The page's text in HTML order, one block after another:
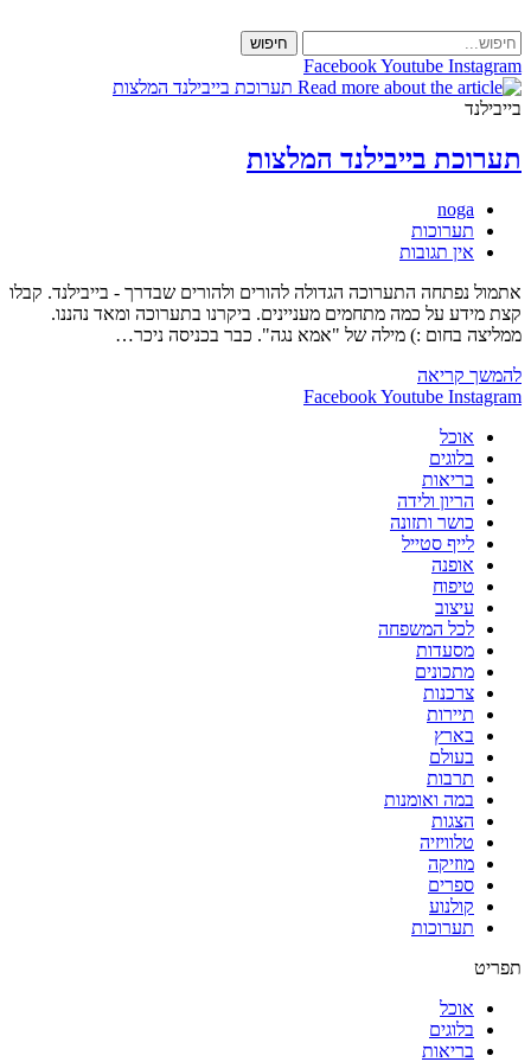
to
content
חיפוש
FacebookYoutube Instagram
בייבילנד
תערוכת בייבילנד המלצות
מחבר:
noga
קטגוריה:
תערוכות
תגובות:
אין תגובות
אתמול נפתחה התערוכה הגדולה להורים ולהורים שבדרך - בייבילנד. קבלו
קצת מידע על כמה מתחמים מעניינים. ביקרנו בתערוכה ומאד נהננו.
ממליצה בחום :) מילה של "אמא נגה". כבר בכניסה ניכר…
להמשך קריאהתערוכת
בייבילנדFacebookYoutube Instagram
אוכל
בלוגים
בריאות
הריון ולידה
כושר ותזונה
לייף סטייל
אופנה
טיפוח
עיצוב
לכל המשפחה
מסעדות
מתכונים
צרכנות
תיירות
בארץ
בעולם
תרבות
במה ואומנות
הצגות
טלוויזיה
מוזיקה
ספרים
קולנוע
תערוכות
תפריט
אוכל
בלוגים
בריאות